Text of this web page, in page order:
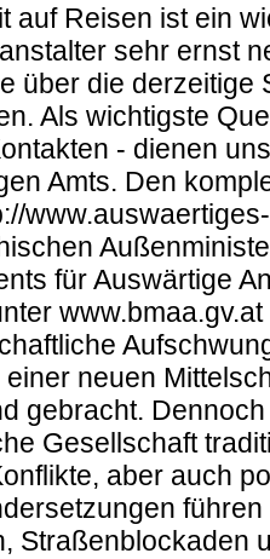
auf Reisen ist ein
sehr ernst
über die derzeitige
Als wichtigste
- dienen
Amts. Den
für Auswärtige
neuen
gebracht.
Gesellschaft
aber auch
Straßenblockaden